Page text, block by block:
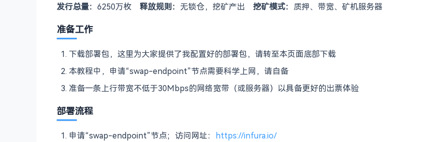
发行总量： 6250万枚 释放规则： 无锁仓，挖矿产出 挖矿模式： 质押、带宽、矿机服务器
准备工作
下载部署包，这里为大家提供了我配置好的部署包，请转至本页面底部下载
本教程中，申请“swap-endpoint”节点需要科学上网，请自备
准备一条上行带宽不低于30Mbps的网络宽带（或服务器）以具备更好的出票体验
部署流程
申请“swap-endpoint”节点；访问网址： https://infura.io/